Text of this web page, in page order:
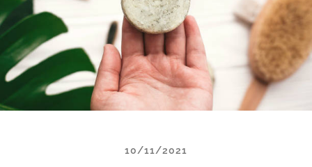
10/11/2021